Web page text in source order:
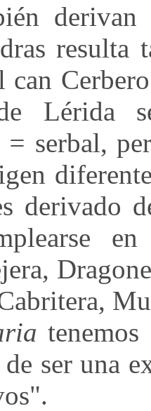
derivan
resulta
can
Lérida
= serbal,
derivado
ser una